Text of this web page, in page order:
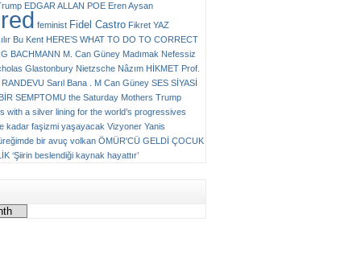
EDGAR ALLAN POE Eren Aysan
feminist Fidel Castro Fikret YAZ
Bu Kent HERE’S WHAT TO DO TO CORRECT
BACHMANN M. Can Güney Madımak Nefessiz
Glastonbury Nietzsche Nâzım HİKMET Prof.
RANDEVU Sarıl Bana . M Can Güney SES SİYASİ
SEMPTOMU the Saturday Mothers Trump
with a silver lining for the world’s progressives
kadar faşizmi yaşayacak Vizyoner Yanis
bir avuç volkan ÖMÜR'CÜ GELDİ ÇOCUK
‘Şiirin beslendiği kaynak hayattır’